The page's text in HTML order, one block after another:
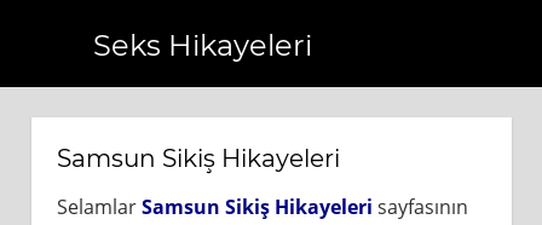
Seks Hikayeleri
Samsun Sikiş Hikayeleri
SelamlarSamsun Sikiş Hikayeleri sayfasının